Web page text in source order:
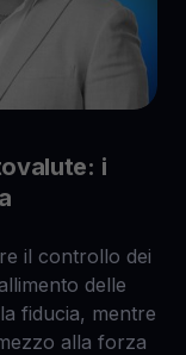
i
il controllo dei
delle
fiducia, mentre
alla forza